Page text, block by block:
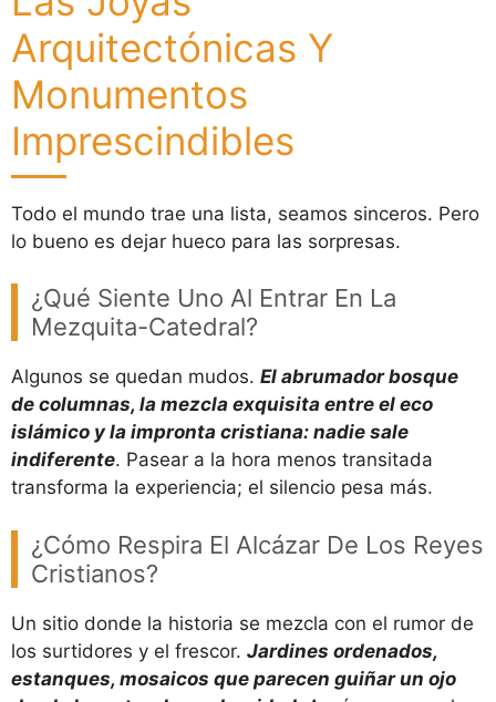
Arquitectónicas Y
Monumentos
Imprescindibles
Todo el mundo trae una lista, seamos sinceros. Pero
lo bueno es dejar hueco para las sorpresas.
¿Qué Siente Uno Al Entrar En La
Mezquita-Catedral?
Algunos se quedan mudos. El abrumador bosque
de columnas, la mezcla exquisita entre el eco
islámico y la impronta cristiana: nadie sale
indiferente. Pasear a la hora menos transitada
transforma la experiencia; el silencio pesa más.
¿Cómo Respira El Alcázar De Los Reyes
Cristianos?
Un sitio donde la historia se mezcla con el rumor de
los surtidores y el frescor. Jardines ordenados,
estanques, mosaicos que parecen guiñar un ojo